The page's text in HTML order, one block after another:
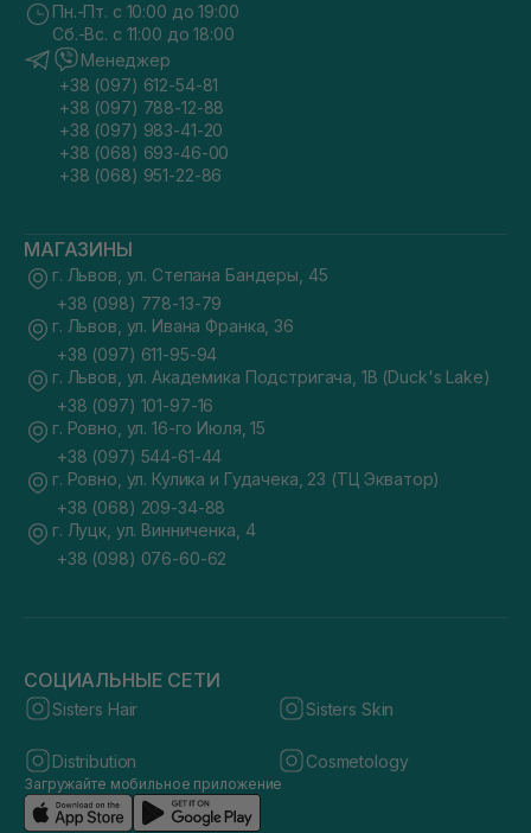
Пн.-Пт. с 10:00 до 19:00
Сб.-Вс. с 11:00 до 18:00
Менеджер
+38 (097) 612-54-81
+38 (097) 788-12-88
+38 (097) 983-41-20
+38 (068) 693-46-00
+38 (068) 951-22-86
МАГАЗИНЫ
г. Львов, ул. Степана Бандеры, 45
+38 (098) 778-13-79
г. Львов, ул. Ивана Франка, 36
+38 (097) 611-95-94
г. Львов, ул. Академика Подстригача, 1В (Duck's Lake)
+38 (097) 101-97-16
г. Ровно, ул. 16-го Июля, 15
+38 (097) 544-61-44
г. Ровно, ул. Кулика и Гудачека, 23 (ТЦ Экватор)
+38 (068) 209-34-88
г. Луцк, ул. Винниченка, 4
+38 (098) 076-60-62
СОЦИАЛЬНЫЕ СЕТИ
Sisters Hair Sisters Skin
Distribution Cosmetology
Загружайте мобильное приложение